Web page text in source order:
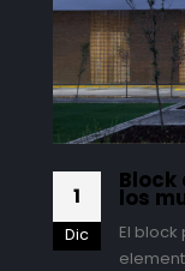
1
Dic
los
El